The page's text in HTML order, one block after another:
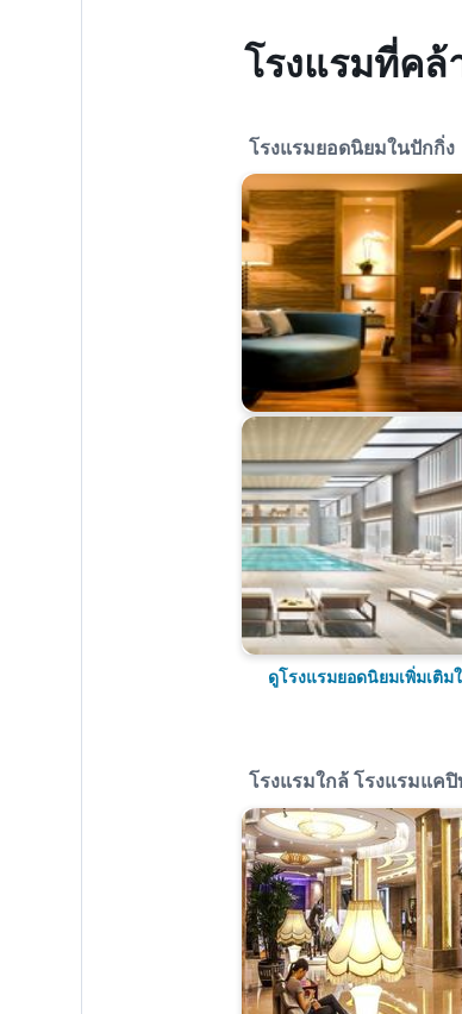
โรงแรมที่ค
โรงแรมยอดนิยมในปักกิ่ง
ดูโรงแรมยอดนิยมเพิ่มเติม
โรงแรมใกล้ โรงแรมแค